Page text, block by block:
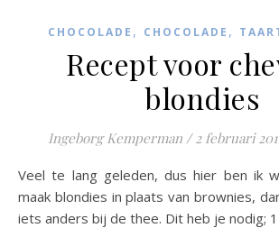
CHOCOLADE , CHOCOLADE ,
Recept voor
blondies
Ingeborg Kemperman / 2 februari
Veel te lang geleden, dus hier ben ik weer een keer. Ik
maak blondies in plaats van brownies,
iets anders bij de thee. Dit heb je nodig;